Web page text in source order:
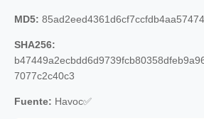
MD5:
SHA256:
7077c2c40c3
Fuente: Havoc✅